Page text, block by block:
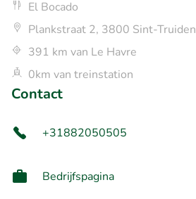
El Bocado
Plankstraat 2, 3800 Sint-Truiden
391 km van Le Havre
0km van treinstation
Contact
+31882050505
Bedrijfspagina